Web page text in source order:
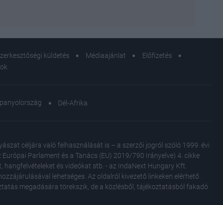
A női
küldetés Médiaajánlat
Előfizetés
Dél-Afrika
céljára való felhasználását is – a szerzői jogról szóló 1999. évi
Parlament és a Tanács (EU) 2019/790 Irányelve) 4. cikke
és videókat stb. - az IndaNext Hungary Kft.
lehetséges. Az oldalról kivezető linkeken elérhető
megadására törekszik, de a közlésből, tájékoztatásból fakadó